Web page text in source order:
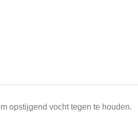
opstijgend vocht tegen te houden.